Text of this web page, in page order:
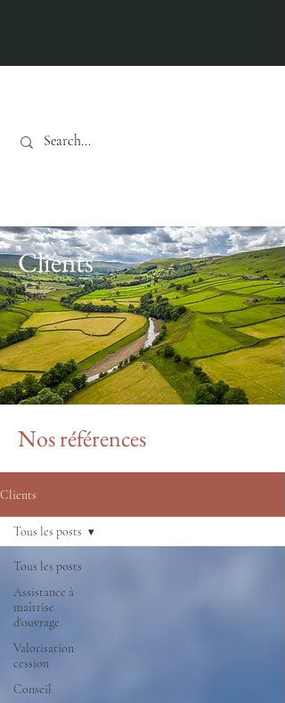
Clients
Nos références
Clients
Tous les posts
Assistance à
maîtrise
d'ouvrage
Valorisation
cession
Conseil
Tous les posts